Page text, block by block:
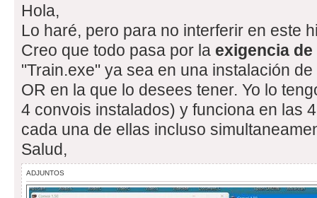
Hola,
Lo haré, pero para no interferir en este
Creo que todo pasa por la exigencia
"Train.exe" ya sea en una instalación
OR en la que lo desees tener. Yo lo
4 convois instalados) y funciona en las
cada una de ellas incluso
Salud,
ADJUNTOS